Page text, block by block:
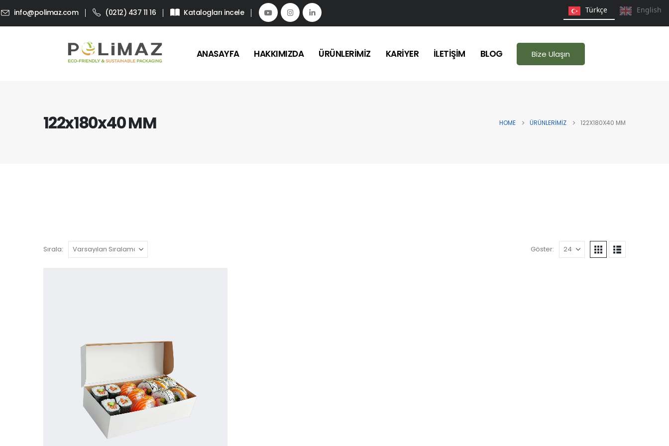
info@polimaz.com (0212) 437 11 16 Katalogları incele Türkçe English
ANASAYFA HAKKIMIZDA ÜRÜNLERIMIZ KARIYER İLETIŞIM BLOG Bize Ulaşın
122x180x40 MM HOME ÜRÜNLERIMIZ 122X180X40 MM
Sırala: Göster: